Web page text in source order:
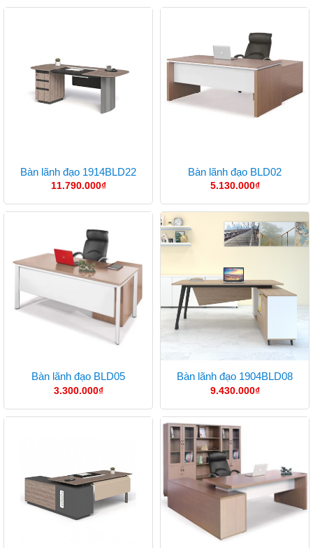
Bàn lãnh đạo 1914BLD22
11.790.000₫
Bàn lãnh đạo BLD02
5.130.000₫
Bàn lãnh đạo BLD05
3.300.000₫
Bàn lãnh đạo 1904BLD08
9.430.000₫